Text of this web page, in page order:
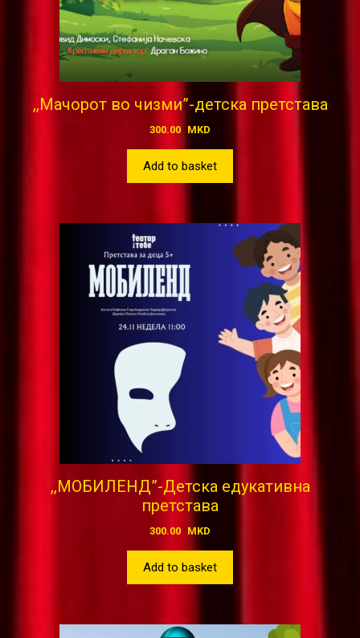
,,Мачорот во чизми”-детска претстава
300.00 MKD
Add to basket
,,МОБИЛЕНД”-Детска едукативна
претстава
300.00 MKD
Add to basket